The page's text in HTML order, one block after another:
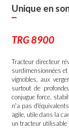
Unique en
TRG 8900
Tracteur directeur
surdimensionnées
vignobles, aux
surtout de
conjugue force,
n'a pas
agile, utile dans la
un tracteur